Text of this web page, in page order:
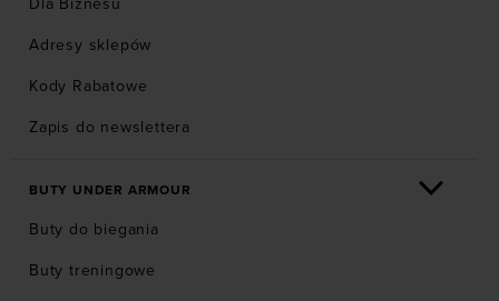
Dla Biznesu
Adresy sklepów
Kody Rabatowe
Zapis do newslettera
BUTY UNDER ARMOUR
Buty do biegania
Buty treningowe